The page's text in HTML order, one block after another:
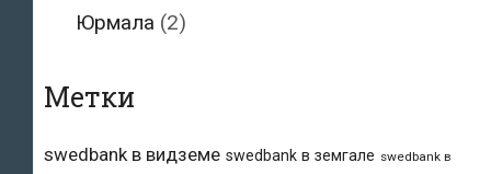
Юрмала (2)
Метки
swedbank в видземе swedbank в земгале swedbank в